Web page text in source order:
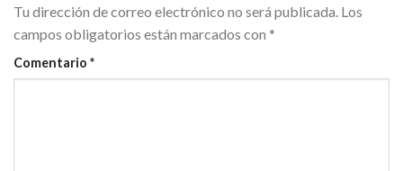
Tu dirección de correo electrónico no será publicada. Los
campos obligatorios están marcados con *
Comentario *